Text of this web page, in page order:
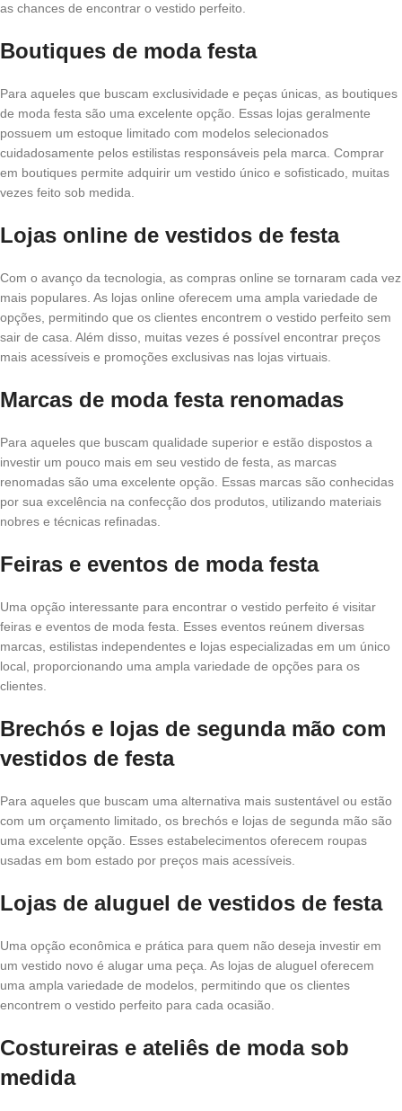
as chances de encontrar o vestido perfeito.
Boutiques de moda festa
Para aqueles que buscam exclusividade e peças únicas, as boutiques
de moda festa são uma excelente opção. Essas lojas geralmente
possuem um estoque limitado com modelos selecionados
cuidadosamente pelos estilistas responsáveis pela marca. Comprar
em boutiques permite adquirir um vestido único e sofisticado, muitas
vezes feito sob medida.
Lojas online de vestidos de festa
Com o avanço da tecnologia, as compras online se tornaram cada vez
mais populares. As lojas online oferecem uma ampla variedade de
opções, permitindo que os clientes encontrem o vestido perfeito sem
sair de casa. Além disso, muitas vezes é possível encontrar preços
mais acessíveis e promoções exclusivas nas lojas virtuais.
Marcas de moda festa renomadas
Para aqueles que buscam qualidade superior e estão dispostos a
investir um pouco mais em seu vestido de festa, as marcas
renomadas são uma excelente opção. Essas marcas são conhecidas
por sua excelência na confecção dos produtos, utilizando materiais
nobres e técnicas refinadas.
Feiras e eventos de moda festa
Uma opção interessante para encontrar o vestido perfeito é visitar
feiras e eventos de moda festa. Esses eventos reúnem diversas
marcas, estilistas independentes e lojas especializadas em um único
local, proporcionando uma ampla variedade de opções para os
clientes.
Brechós e lojas de segunda mão com
vestidos de festa
Para aqueles que buscam uma alternativa mais sustentável ou estão
com um orçamento limitado, os brechós e lojas de segunda mão são
uma excelente opção. Esses estabelecimentos oferecem roupas
usadas em bom estado por preços mais acessíveis.
Lojas de aluguel de vestidos de festa
Uma opção econômica e prática para quem não deseja investir em
um vestido novo é alugar uma peça. As lojas de aluguel oferecem
uma ampla variedade de modelos, permitindo que os clientes
encontrem o vestido perfeito para cada ocasião.
Costureiras e ateliês de moda sob
medida